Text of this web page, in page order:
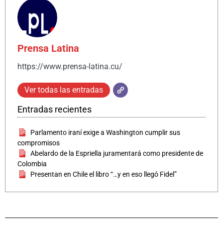
Prensa Latina
https://www.prensa-latina.cu/
Ver todas las entradas
Entradas recientes
Parlamento iraní exige a Washington cumplir sus
compromisos
Abelardo de la Espriella juramentará como presidente de
Colombia
Presentan en Chile el libro “…y en eso llegó Fidel”